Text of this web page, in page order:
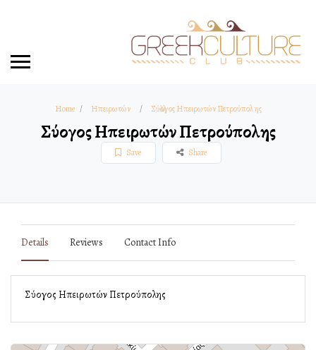
Home Ηπειρωτών Σύλλογος Ηπειρωτών Πετρούπολης
Σύλλογος Ηπειρωτών Πετρούπολης
Save Share
Details Reviews Contact Info
Σύλλογος Ηπειρωτών Πετρούπολης